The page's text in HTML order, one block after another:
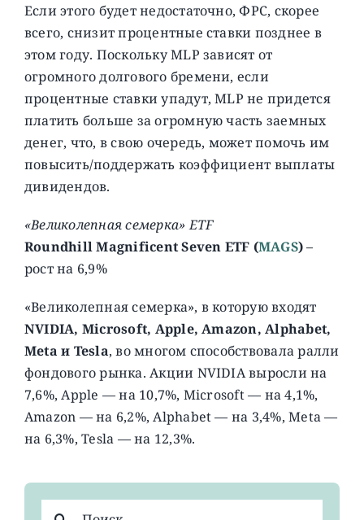
Если этого будет недостаточно, ФРС, скорее
всего, снизит процентные ставки позднее в
этом году. Поскольку MLP зависят от
огромного долгового бремени, если
процентные ставки упадут, MLP не придется
платить больше за огромную часть заемных
денег, что, в свою очередь, может помочь им
повысить/поддержать коэффициент выплаты
дивидендов.
«Великолепная семерка» ETF
Roundhill Magnificent Seven ETF (MAGS)–
рост на 6,9%
«Великолепная семерка», в которую входят
NVIDIA, Microsoft, Apple, Amazon, Alphabet,
Meta и Tesla, во многом способствовала ралли
фондового рынка. Акции NVIDIA выросли на
7,6%, Apple — на 10,7%, Microsoft — на 4,1%,
Amazon — на 6,2%, Alphabet — на 3,4%, Meta —
на 6,3%, Tesla — на 12,3%.